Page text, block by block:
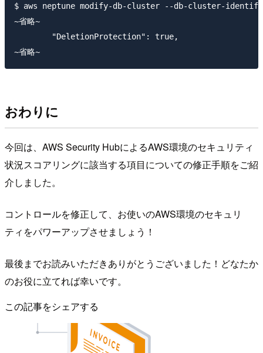
$ aws neptune modify-db-cluster --db-cluster-
~省略~
        "DeletionProtection": true,
おわりに
今回は、AWS Security HubによるAWS環境のセキュリティ
状況スコアリングに該当する項目についての修正手順をご紹
介しました。
コントロールを修正して、お使いのAWS環境のセキュリ
ティをパワーアップさせましょう！
最後までお読みいただきありがとうございました！どなたか
のお役に立てれば幸いです。
この記事をシェアする